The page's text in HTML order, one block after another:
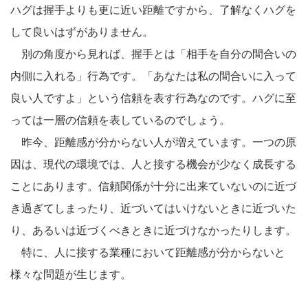
ハグは握手よりも更に近い距離ですから、了解なくハグを
して良いはずがありません。
別の角度から見れば、握手とは「相手を自分の間合いの
内側に入れる」行為です。「あなたは私の間合いに入って
良い人ですよ」という信頼を表す行為なのです。ハグに至
っては一層の信頼を表しているのでしょう。
昨今、距離感が分からない人が増えています。一つの原
因は、現代の環境では、人と接する機会が少なく成長する
ことにあります。信頼関係が十分に出来ていないのに近づ
き過ぎてしまったり、近づいてはいけないときに近づいた
り、あるいは近づくべきときに近づけなかったりします。
特に、人に接する業種において距離感が分からないと
様々な問題が生じます。